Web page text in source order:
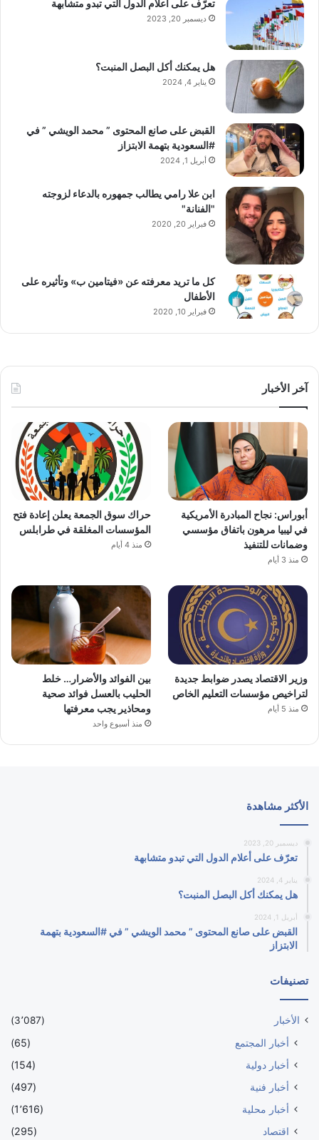
تعرّف على أعلام الدول التي تبدو متشابهة
ديسمبر 20, 2023
هل يمكنك أكل البصل المنبت؟
يناير 4, 2024
القبض على صانع المحتوى ” محمد الويشي ” في
#السعودية بتهمة الابتزاز
أبريل 1, 2024
ابن علا رامي يطالب جمهوره بالدعاء لزوجته
"الفنانة"
فبراير 20, 2020
كل ما تريد معرفته عن «فيتامين ب» وتأثيره على
الأطفال
فبراير 10, 2020
آخر الأخبار
أبوراس: نجاح المبادرة الأمريكية
في ليبيا مرهون باتفاق مؤسسي
وضمانات للتنفيذ
منذ 3 أيام
حراك سوق الجمعة يعلن إعادة فتح
المؤسسات المغلقة في طرابلس
منذ 4 أيام
وزير الاقتصاد يصدر ضوابط جديدة
لتراخيص مؤسسات التعليم الخاص
منذ 5 أيام
بين الفوائد والأضرار… خلط
الحليب بالعسل فوائد صحية
ومحاذير يجب معرفتها
منذ أسبوع واحد
الأكثر مشاهدة
ديسمبر 20, 2023
تعرّف على أعلام الدول التي تبدو متشابهة
يناير 4, 2024
هل يمكنك أكل البصل المنبت؟
أبريل 1, 2024
القبض على صانع المحتوى ” محمد الويشي ” في #السعودية بتهمة
الابتزاز
تصنيفات
الأخبار (3٬087)
أخبار المجتمع
(65)
أخبار دولية
(154)
أخبار فنية
(497)
أخبار محلية
(1٬616)
اقتصاد
(295)